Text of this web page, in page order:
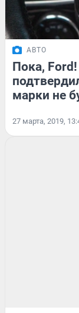
АВТО
Пока,
марки не
27 марта, 2019,